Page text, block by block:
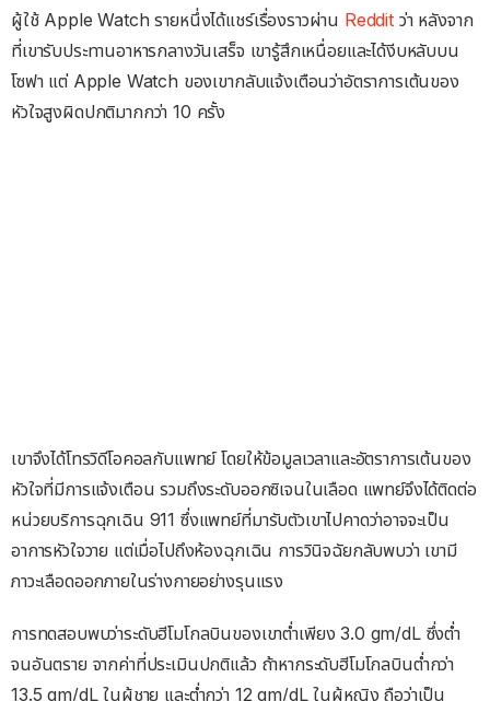
ผู้ใช้ Apple Watch รายหนึ่งได้แชร์เรื่องราวผ่าน Redditว่า หลังจาก
ที่เขารับประทานอาหารกลางวันเสร็จ เขารู้สึกเหนื่อยและได้งีบหลับบน
โซฟา แต่ Apple Watch ของเขากลับแจ้งเตือนว่าอัตราการเต้นของ
หัวใจสูงผิดปกติมากกว่า 10 ครั้ง
เขาจึงได้โทรวิดีโอคอลกับแพทย์ โดยให้ข้อมูลเวลาและอัตราการเต้นของ
หัวใจที่มีการแจ้งเตือน รวมถึงระดับออกซิเจนในเลือด แพทย์จึงได้ติดต่อ
หน่วยบริการฉุกเฉิน 911 ซึ่งแพทย์ที่มารับตัวเขาไปคาดว่าอาจจะเป็น
อาการหัวใจวาย แต่เมื่อไปถึงห้องฉุกเฉิน การวินิจฉัยกลับพบว่า เขามี
ภาวะเลือดออกภายในร่างกายอย่างรุนแรง
การทดสอบพบว่าระดับฮีโมโกลบินของเขาต่ำเพียง 3.0 gm/dL ซึ่งต่ำ
จนอันตราย จากค่าที่ประเมินปกติแล้ว ถ้าหากระดับฮีโมโกลบินต่ำกว่า
13.5 gm/dL ในผู้ชาย และต่ำกว่า 12 gm/dL ในผู้หญิง ถือว่าเป็น